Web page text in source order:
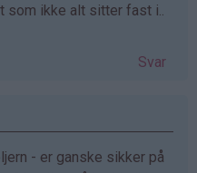
som ikke alt sitter fast i..
Svar
- er ganske sikker på